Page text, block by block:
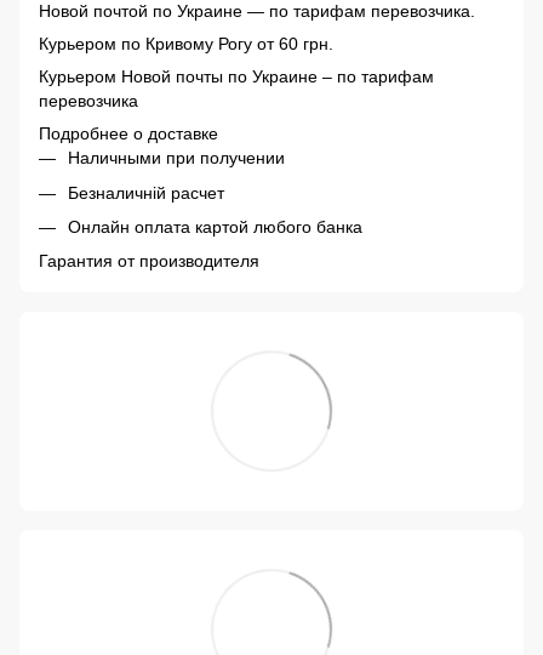
Новой почтой по Украине — по тарифам перевозчика.
Курьером по Кривому Рогу от 60 грн.
Курьером Новой почты по Украине – по тарифам
перевозчика
Подробнее о доставке
Наличными при получении
Безналичній расчет
Онлайн оплата картой любого банка
Гарантия от производителя